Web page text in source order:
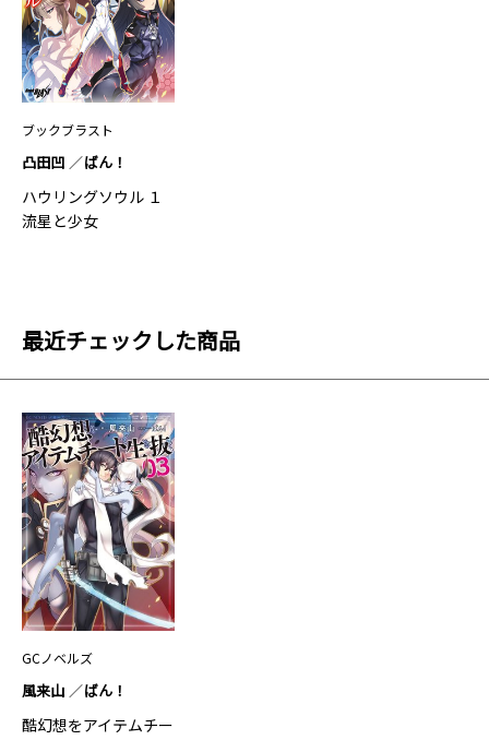
ブックブラスト
凸田凹 ばん！
ハウリングソウル １
流星と少女
最近チェックした商品
GCノベルズ
風来山 ばん！
酷幻想をアイテムチー